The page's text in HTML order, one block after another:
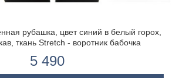
рубашка, цвет синий в белый горох,
ткань Stretch - воротник бабочка
5 490